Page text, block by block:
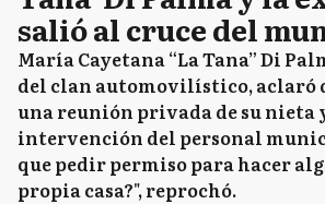
salió al cruce del
María Cayetana “La Tana” Di
del clan automovilístico, aclaró
una reunión privada de su nieta
intervención del personal
que pedir permiso para hacer
propia casa?", reprochó.